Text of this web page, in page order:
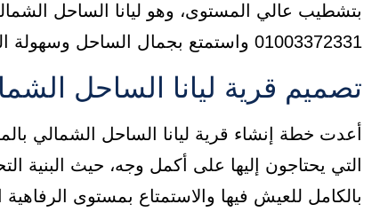
بتشطيب عالي المستوى، وهو ليانا الساحل
01003372331 واستمتع بجمال الساحل وسهولة الذهاب من خلال المحاور الرئيسية.
تصميم قرية ليانا الساحل
أعدت خطة إنشاء قرية ليانا الساحل الشمالي
التي يحتاجون إليها على أكمل وجه، حيث البنية
بالكامل للعيش فيها والاستمتاع بمستوى